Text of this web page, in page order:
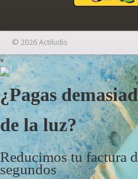
© 2026 Actiludis
×
¿Pagas
de la luz?
Reducimos tu factura
segundos